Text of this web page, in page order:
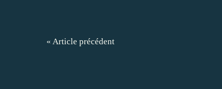
« Article précédent